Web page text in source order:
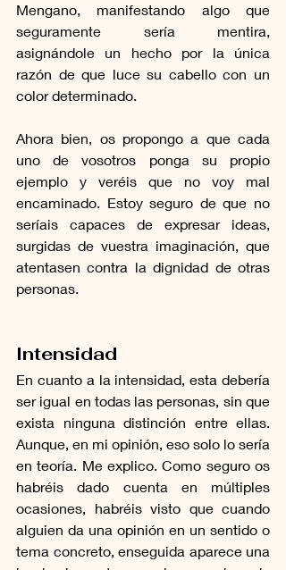
Mengano, manifestando algo que
seguramente sería mentira,
asignándole un hecho por la única
razón de que luce su cabello con un
color determinado.
Ahora bien, os propongo a que cada
uno de vosotros ponga su propio
ejemplo y veréis que no voy mal
encaminado. Estoy seguro de que no
seríais capaces de expresar ideas,
surgidas de vuestra imaginación, que
atentasen contra la dignidad de otras
personas.
Intensidad
En cuanto a la intensidad, esta debería
ser igual en todas las personas, sin que
exista ninguna distinción entre ellas.
Aunque, en mi opinión, eso solo lo sería
en teoría. Me explico. Como seguro os
habréis dado cuenta en múltiples
ocasiones, habréis visto que cuando
alguien da una opinión en un sentido o
tema concreto, enseguida aparece una